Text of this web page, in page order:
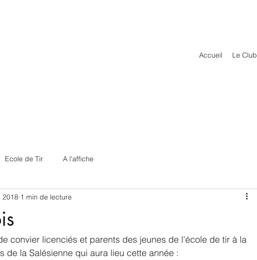
Accueil Le Club
Ecole de Tir A l'affiche
2018 1 min de lecture
convier licenciés et parents des jeunes de l'école de tir à la
de la Salésienne qui aura lieu cette année :